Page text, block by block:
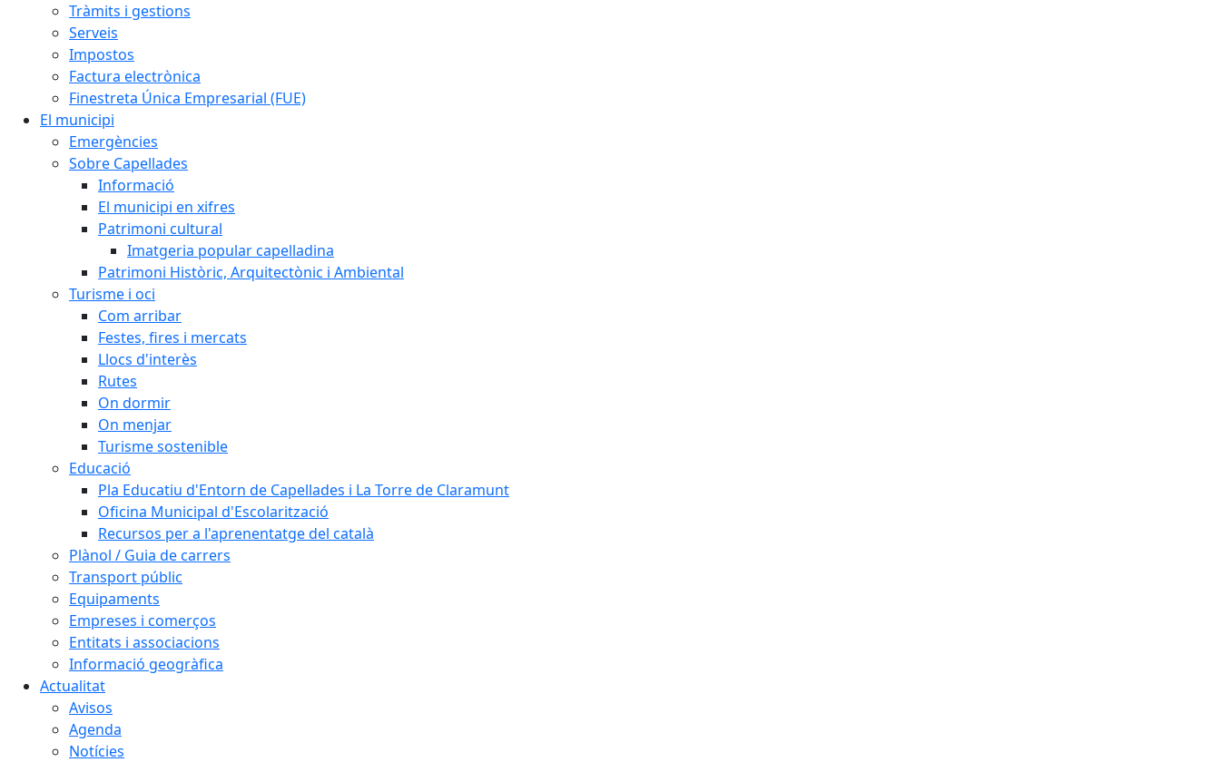
Tràmits i gestions
Serveis
Impostos
Factura electrònica
Finestreta Única Empresarial (FUE)
El municipi
Emergències
Sobre Capellades
Informació
El municipi en xifres
Patrimoni cultural
Imatgeria popular capelladina
Patrimoni Històric, Arquitectònic i Ambiental
Turisme i oci
Com arribar
Festes, fires i mercats
Llocs d'interès
Rutes
On dormir
On menjar
Turisme sostenible
Educació
Pla Educatiu d'Entorn de Capellades i La Torre de Claramunt
Oficina Municipal d'Escolarització
Recursos per a l'aprenentatge del català
Plànol / Guia de carrers
Transport públic
Equipaments
Empreses i comerços
Entitats i associacions
Informació geogràfica
Actualitat
Avisos
Agenda
Notícies